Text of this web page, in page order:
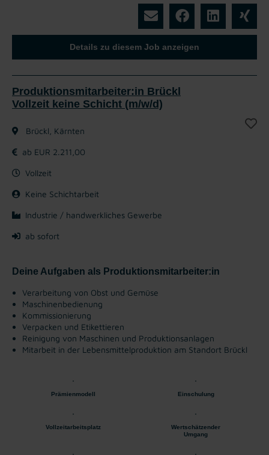
Details zu diesem Job anzeigen
Produktionsmitarbeiter:in Brückl
Vollzeit keine Schicht (m/w/d)
Brückl, Kärnten
ab EUR 2.211,00
Vollzeit
Keine Schichtarbeit
Industrie / handwerkliches Gewerbe
ab sofort
Deine Aufgaben als Produktionsmitarbeiter:in
Verarbeitung von Obst und Gemüse
Maschinenbedienung
Kommissionierung
Verpacken und Etikettieren
Reinigung von Maschinen und Produktionsanlagen
Mitarbeit in der Lebensmittelproduktion am Standort Brückl
Prämienmodell Einschulung
Vollzeitarbeitsplatz
Wertschätzender
Umgang